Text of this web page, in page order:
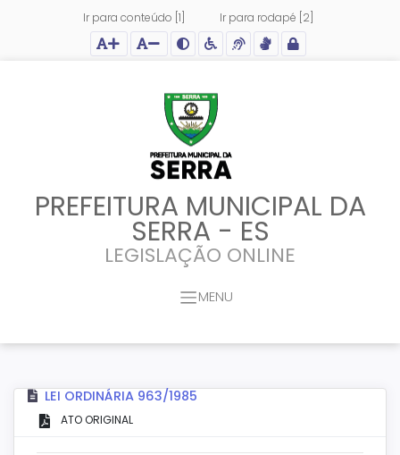
Ir para conteúdo [1] Ir para rodapé [2]
Ação para aumentar tamanho da fonte do site
Ação para diminuir tamanho da fonte do site
Ação para aplicar auto contraste no site
Acessar página sobre acessibilidade do site
Acessar página sobre NVDA - Leitor de Tela
Acessar página sobre VLibras - Tradutor de
Acessar Intranet
PREFEITURA MUNICIPAL DA
SERRA - ES
LEGISLAÇÃO ONLINE
MENU
LEI ORDINÁRIA 963/1985
ATO ORIGINAL